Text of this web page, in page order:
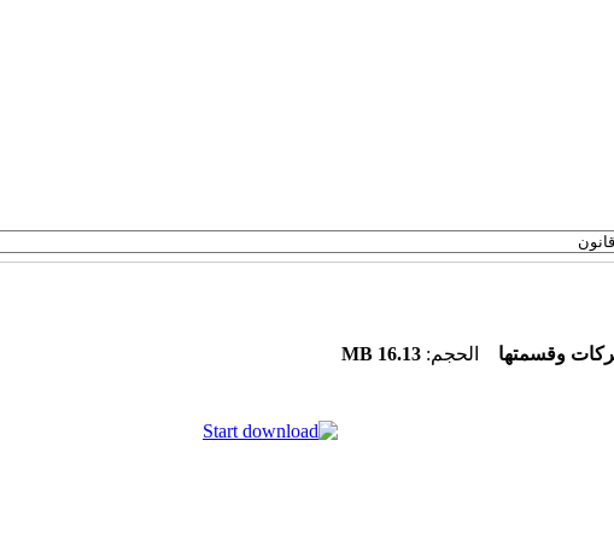
الحجم: 16.13 MB